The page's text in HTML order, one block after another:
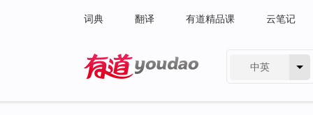
词典 翻译 有道精品课 云笔记
中英